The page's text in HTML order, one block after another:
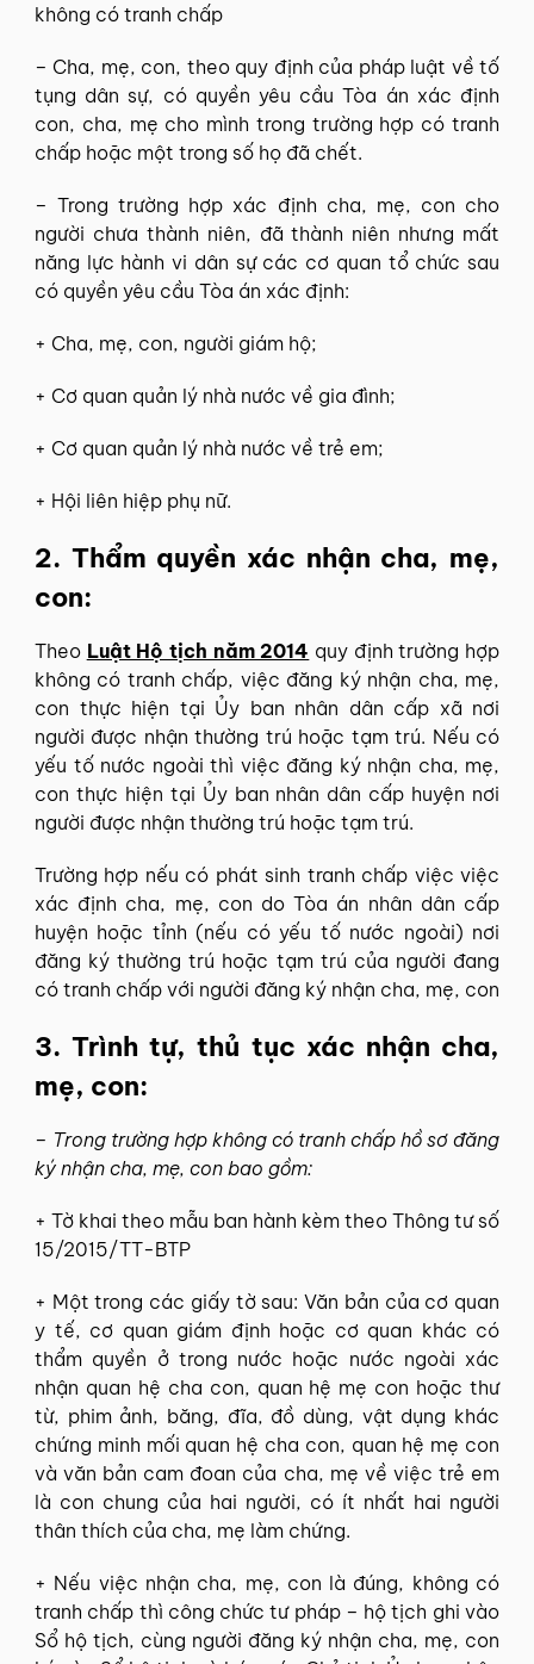
không có tranh chấp
– Cha, mẹ, con, theo quy định của pháp luật về tố
tụng dân sự, có quyền yêu cầu Tòa án xác định
con, cha, mẹ cho mình trong trường hợp có tranh
chấp hoặc một trong số họ đã chết.
– Trong trường hợp xác định cha, mẹ, con cho
người chưa thành niên, đã thành niên nhưng mất
năng lực hành vi dân sự các cơ quan tổ chức sau
có quyền yêu cầu Tòa án xác định:
+ Cha, mẹ, con, người giám hộ;
+ Cơ quan quản lý nhà nước về gia đình;
+ Cơ quan quản lý nhà nước về trẻ em;
+ Hội liên hiệp phụ nữ.
2. Thẩm quyền xác nhận cha, mẹ,
con:
Theo Luật Hộ tịch năm 2014 quy định trường hợp
không có tranh chấp, việc đăng ký nhận cha, mẹ,
con thực hiện tại Ủy ban nhân dân cấp xã nơi
người được nhận thường trú hoặc tạm trú. Nếu có
yếu tố nước ngoài thì việc đăng ký nhận cha, mẹ,
con thực hiện tại Ủy ban nhân dân cấp huyện nơi
người được nhận thường trú hoặc tạm trú.
Trường hợp nếu có phát sinh tranh chấp việc việc
xác định cha, mẹ, con do Tòa án nhân dân cấp
huyện hoặc tỉnh (nếu có yếu tố nước ngoài) nơi
đăng ký thường trú hoặc tạm trú của người đang
có tranh chấp với người đăng ký nhận cha, mẹ, con
3. Trình tự, thủ tục xác nhận cha,
mẹ, con:
– Trong trường hợp không có tranh chấp hồ sơ đăng
ký nhận cha, mẹ, con bao gồm:
+ Tờ khai theo mẫu ban hành kèm theo Thông tư số
15/2015/TT-BTP
+ Một trong các giấy tờ sau: Văn bản của cơ quan
y tế, cơ quan giám định hoặc cơ quan khác có
thẩm quyền ở trong nước hoặc nước ngoài xác
nhận quan hệ cha con, quan hệ mẹ con hoặc thư
từ, phim ảnh, băng, đĩa, đồ dùng, vật dụng khác
chứng minh mối quan hệ cha con, quan hệ mẹ con
và văn bản cam đoan của cha, mẹ về việc trẻ em
là con chung của hai người, có ít nhất hai người
thân thích của cha, mẹ làm chứng.
+ Nếu việc nhận cha, mẹ, con là đúng, không có
tranh chấp thì công chức tư pháp – hộ tịch ghi vào
Sổ hộ tịch, cùng người đăng ký nhận cha, mẹ, con